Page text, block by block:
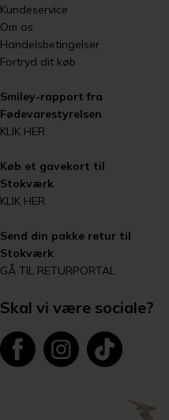
Kundeservice
Om os
Handelsbetingelser
Fortryd dit køb
Smiley-rapport fra
Fødevarestyrelsen
KLIK HER
Køb et gavekort til
Stokværk
KLIK HER
Send din pakke retur til
Stokværk
GÅ TIL RETURPORTAL
Skal vi være sociale?